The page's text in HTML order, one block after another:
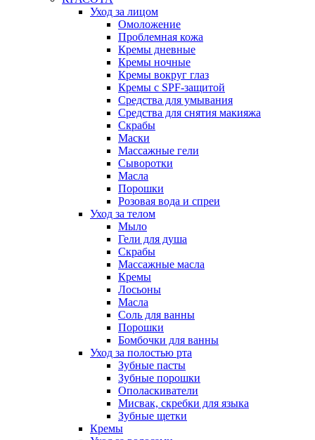
Уход за лицом
Омоложение
Проблемная кожа
Кремы дневные
Кремы ночные
Кремы вокруг глаз
Кремы с SPF-защитой
Средства для умывания
Средства для снятия макияжа
Скрабы
Маски
Массажные гели
Сыворотки
Масла
Порошки
Розовая вода и спреи
Уход за телом
Мыло
Гели для душа
Скрабы
Массажные масла
Кремы
Лосьоны
Масла
Соль для ванны
Порошки
Бомбочки для ванны
Уход за полостью рта
Зубные пасты
Зубные порошки
Ополаскиватели
Мисвак, скребки для языка
Зубные щетки
Кремы